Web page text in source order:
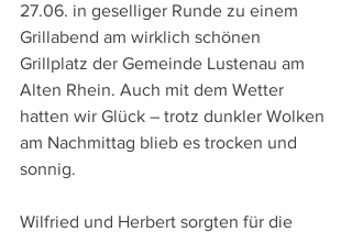
27.06. in geselliger Runde zu einem
Grillabend am wirklich schönen
Grillplatz der Gemeinde Lustenau am
Alten Rhein. Auch mit dem Wetter
hatten wir Glück – trotz dunkler Wolken
am Nachmittag blieb es trocken und
sonnig.
Wilfried und Herbert sorgten für die